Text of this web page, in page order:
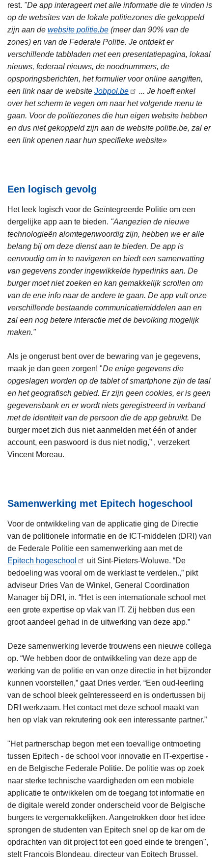
rest. "De app interageert met alle informatie die te vinden is
op de websites van de lokale politiezones die gekoppeld
zijn aan de website politie.be (meer dan 90% van de
zones) en van de Federale Politie. Je ontdekt er
verschillende tabbladen met een presentatiepagina, lokaal
nieuws, federaal nieuws, de noodnummers, de
opsporingsberichten, het formulier voor online aangiften,
een link naar de website Jobpol.be
... Je hoeft enkel
over het scherm te vegen om naar het volgende menu te
gaan. Voor de politiezones die hun eigen website hebben
en dus niet gekoppeld zijn aan de website politie.be, zal er
een link openen naar hun specifieke website»
Een logisch gevolg
Het leek logisch voor de Geïntegreerde Politie om een
dergelijke app aan te bieden. "Aangezien de nieuwe
technologieën alomtegenwoordig zijn, hebben we er alle
belang bij om deze dienst aan te bieden. De app is
eenvoudig om in te navigeren en biedt een samenvatting
van gegevens zonder ingewikkelde hyperlinks aan. De
burger moet niet zoeken en kan gemakkelijk scrollen om
van de ene info naar de andere te gaan. De app vult onze
verschillende bestaande communicatiemiddelen aan en
zal een nog betere interactie met de bevolking mogelijk
maken."
Als je ongerust bent over de bewaring van je gegevens,
maak je dan geen zorgen! "De enige gegevens die
opgeslagen worden op de tablet of smartphone zijn de taal
en het geografisch gebied. Er zijn geen cookies, er is geen
gegevensbank en er wordt niets geregistreerd in verband
met de identiteit van de persoon die de app gebruikt. De
burger moet zich dus niet aanmelden met één of ander
account, een paswoord is dus niet nodig,” , verzekert
Vincent Moreau.
Samenwerking met Epitech hogeschool
Voor de ontwikkeling van de applicatie ging de Directie
van de politionele informatie en de ICT-middelen (DRI) van
de Federale Politie een samenwerking aan met de
Epitech hogeschool
uit Sint-Pieters-Woluwe. “De
bedoeling was vooral om de werklast te verdelen.,” pikt
adviseur Dries Van de Winkel, General Coordination
Manager bij DRI, in. “Het is een internationale school met
een grote expertise op vlak van IT. Zij hebben dus een
groot aandeel gehad in de uitwerking van deze app.”
Deze samenwerking leverde trouwens een nieuwe collega
op. “We hebben door de ontwikkeling van deze app de
werking van de politie en van onze directie in het bijzonder
kunnen voorstellen,” gaat Dries verder. “Een oud-leerling
van de school bleek geïnteresseerd en is ondertussen bij
DRI werkzaam. Het contact met deze school maakt van
hen op vlak van rekrutering ook een interessante partner.”
"Het partnerschap begon met een toevallige ontmoeting
tussen Epitech - de school voor innovatie en IT-expertise -
en de Belgische Federale Politie. De politie was op zoek
naar sterke technische vaardigheden om een mobiele
applicatie te ontwikkelen om de toegang tot informatie en
de digitale wereld zonder onderscheid voor de Belgische
burgers te vergemakkelijken. Aangetrokken door het idee
sprongen de studenten van Epitech snel op de kar om de
opdrachten van dit project tot een goed einde te brengen",
stelt François Blondeau, directeur van Epitech Brussel.